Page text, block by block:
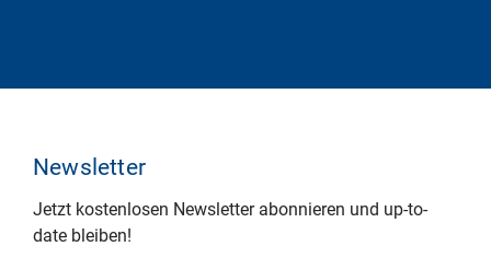
Newsletter
Jetzt kostenlosen Newsletter abonnieren und up-to-
date bleiben!